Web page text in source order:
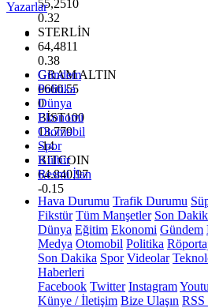
55,2510
0.32
STERLİN
64,4811
0.38
GRAM ALTIN
6660.55
0
BİST100
13.779
-14
BITCOIN
64.840,97
-0.15
Yazarlar
Gündem
Politika
Dünya
Ekonomi
Otomobil
Spor
Kültür
Resmi İlan
Hava Durumu Trafik Durumu
Fikstür Tüm Manşetler Son
Dünya Eğitim Ekonomi Gündem
Medya Otomobil Politika
Son Dakika Spor Videolar
Haberleri
Facebook Twitter Instagram
Künye / İletişim Bize Ulaşın RSS